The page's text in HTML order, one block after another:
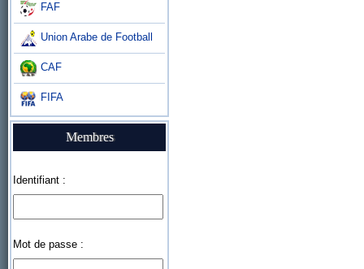
FAF
Union Arabe de Football
CAF
FIFA
Membres
Identifiant :
Mot de passe :